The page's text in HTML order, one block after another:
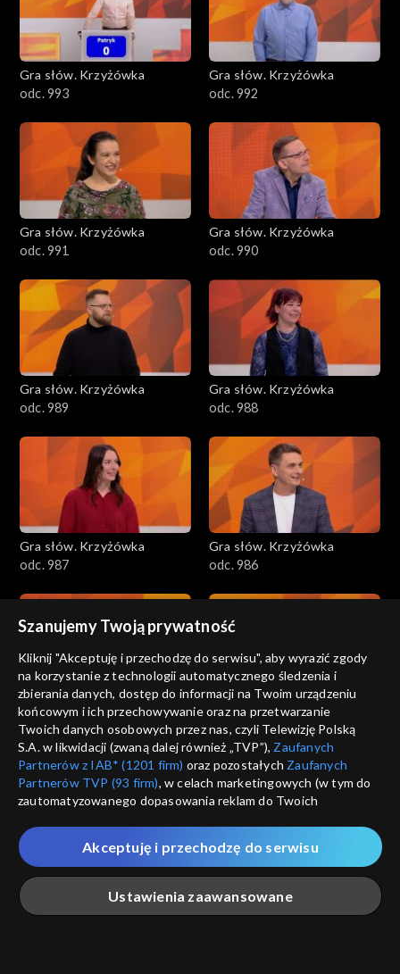
Gra słów. Krzyżówka
odc. 993
Gra słów. Krzyżówka
odc. 992
Gra słów. Krzyżówka
odc. 991
Gra słów. Krzyżówka
odc. 990
Gra słów. Krzyżówka
odc. 989
Gra słów. Krzyżówka
odc. 988
Gra słów. Krzyżówka
odc. 987
Gra słów. Krzyżówka
odc. 986
Gra słów. Krzyżówka
odc. 985
Gra słów. Krzyżówka
odc. 984
Gra słów. Krzyżówka
odc. 983
Gra słów. Krzyżówka
odc. 982
Szanujemy Twoją prywatność
Kliknij "Akceptuję i przechodzę do serwisu", aby wyrazić zgody
na korzystanie z technologii automatycznego śledzenia i
zbierania danych, dostęp do informacji na Twoim urządzeniu
końcowym i ich przechowywanie oraz na przetwarzanie
Twoich danych osobowych przez nas, czyli Telewizję Polską
S.A. w likwidacji (zwaną dalej również „TVP”), Zaufanych
Partnerów z IAB* (1201 firm) oraz pozostałych Zaufanych
Partnerów TVP (93 firm), w celach marketingowych (w tym do
zautomatyzowanego dopasowania reklam do Twoich
które wskazujemy poniżej, a także zgody na udostępnianie
przez nas identyfikatora PPID do Google.
Twoje dane osobowe zbierane podczas odwiedzania przez
Ciebie naszych
poszczególnych serwisówzwanych dalej
„Portalem”, w tym informacje zapisywane za pomocą
Ustawienia zaawansowane
Akceptuję i przechodzę do serwisu